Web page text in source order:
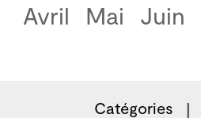
Avril
Mai Juin
Catégories